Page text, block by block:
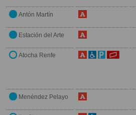
Antón Martín
Estación del Arte
Atocha Renfe
Menéndez Pelayo